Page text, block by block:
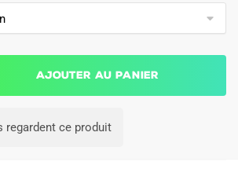
Ajouter au panier
regardent ce produit